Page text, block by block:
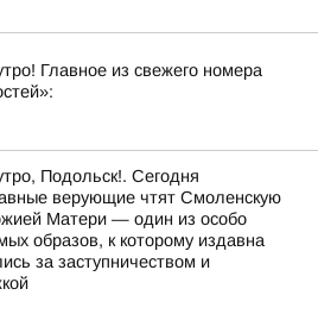
Главное из свежего номера
Подольск!. Сегодня
верующие чтят Смоленскую
Матери — один из особо
образов, к которому издавна
за заступничеством и